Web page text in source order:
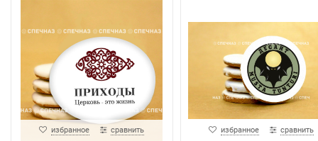
избранное сравнить избранное сравнить